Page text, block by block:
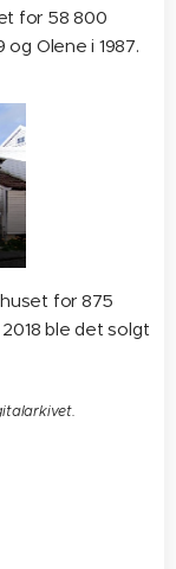
for 58 800
Olene i 1987.
for 875
ble det solgt